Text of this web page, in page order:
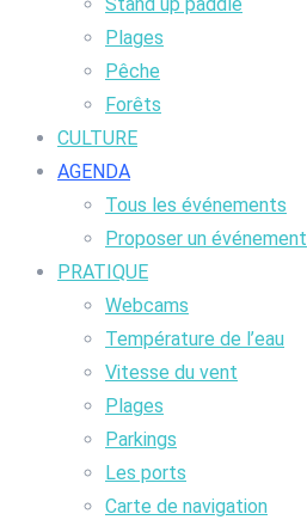
Plages
Pêche
Forêts
CULTURE
AGENDA
Tous les événements
Proposer un événement
PRATIQUE
Webcams
Température de l’eau
Vitesse du vent
Plages
Parkings
Les ports
Carte de navigation